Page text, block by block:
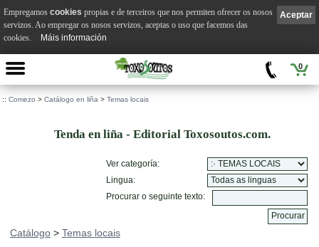
0
:: Comezo > Catálogo en liña > Temas locais
Tenda en liña - Editorial Toxosoutos.com.
Ver categoría:
Lingua:
Procurar o seguinte texto:
Catálogo > Temas locais
Aceptar
Empregamos cookies propias e de terceiros que nos permiten ofrecer os nosos
servizos. Ao empregar os nosos servizos, aceptas o uso que facemos das
cookies.
Máis información